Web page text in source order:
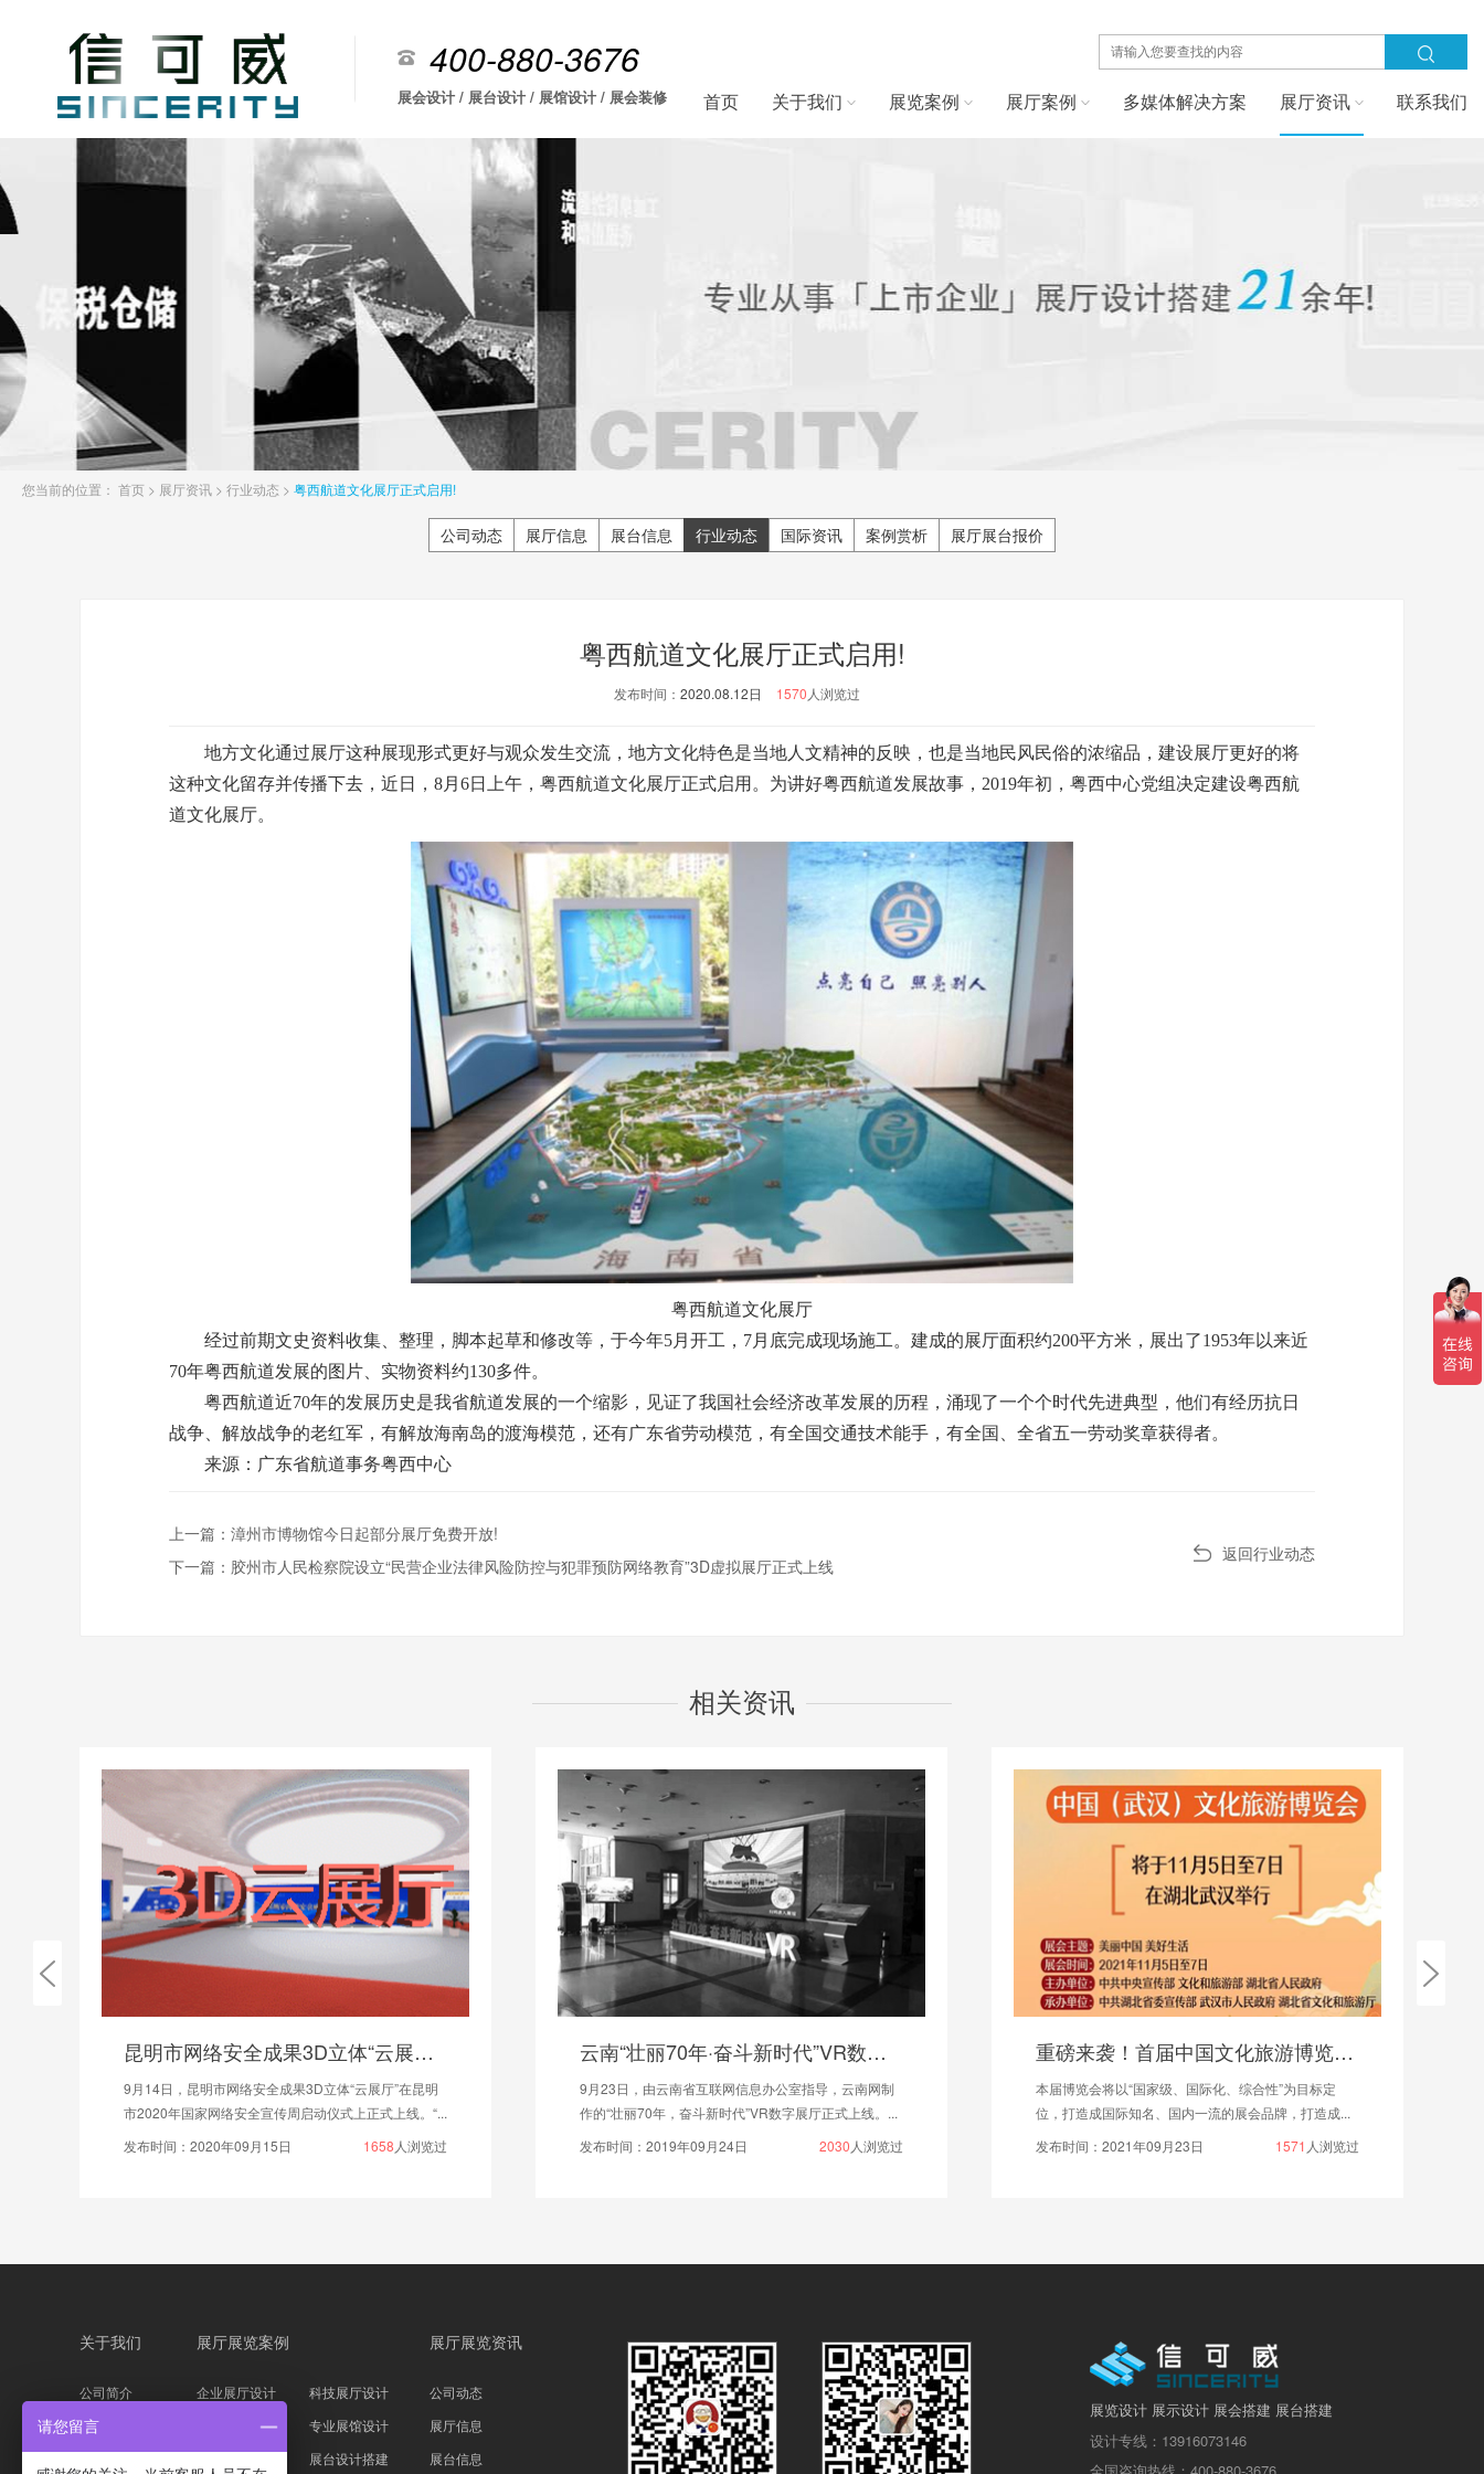
400-880-3676
展会设计 / 展台设计 / 展馆设计 / 展会装修 首页 关于我们 展览案例 展厅案例 多媒体解决方案 展厅资讯 联系我们
您当前的位置： 首页 > 展厅资讯 > 行业动态 > 粤西航道文化展厅正式启用!
公司动态 展厅信息 展台信息 行业动态 国际资讯 案例赏析 展厅展台报价
粤西航道文化展厅正式启用!
发布时间： 2020.08.12日 1570 人浏览过
地方文化通过展厅这种展现形式更好与观众发生交流，地方文化特色是当地人文精神的反映，也是当地民风民俗的浓缩品，建设展厅更好的将
这种文化留存并传播下去，近日，8月6日上午，粤西航道文化展厅正式启用。为讲好粤西航道发展故事，2019年初，粤西中心党组决定建设粤西航
道文化展厅。
粤西航道文化展厅
经过前期文史资料收集、整理，脚本起草和修改等，于今年5月开工，7月底完成现场施工。建成的展厅面积约200平方米，展出了1953年以来近
70年粤西航道发展的图片、实物资料约130多件。
粤西航道近70年的发展历史是我省航道发展的一个缩影，见证了我国社会经济改革发展的历程，涌现了一个个时代先进典型，他们有经历抗日
战争、解放战争的老红军，有解放海南岛的渡海模范，还有广东省劳动模范，有全国交通技术能手，有全国、全省五一劳动奖章获得者。
来源：广东省航道事务粤西中心
上一篇： 漳州市博物馆今日起部分展厅免费开放!
下一篇： 胶州市人民检察院设立“民营企业法律风险防控与犯罪预防网络教育”3D虚拟展厅正式上线
返回行业动态
相关资讯
昆明市网络安全成果3D立体“云展厅”正式上线
9月14日，昆明市网络安全成果3D立体“云展厅”在昆明
市2020年国家网络安全宣传周启动仪式上正式上线。“...
发布时间：2020年09月15日
1658 人浏览过
云南“壮丽70年·奋斗新时代”VR数字展厅已正式上线
9月23日，由云南省互联网信息办公室指导，云南网制
作的“壮丽70年，奋斗新时代”VR数字展厅正式上线。...
发布时间：2019年09月24日
2030 人浏览过
重磅来袭！首届中国文化旅游博览会将在武汉举办
本届博览会将以“国家级、国际化、综合性”为目标定
位，打造成国际知名、国内一流的展会品牌，打造成...
发布时间：2021年09月23日
1571 人浏览过
关于我们
公司简介
企业文化
公司资质
展厅展览案例
企业展厅设计
科技展厅设计
主题展馆设计
专业展馆设计
科技展台设计
展台设计搭建
展厅展览资讯
公司动态
展厅信息
展台信息
展览设计 展示设计 展会搭建 展台搭建
设计专线：13916073146
全国咨询热线：400-880-3676
请您留言